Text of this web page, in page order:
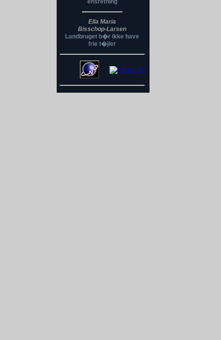
ensretning
Ella Maria
Bisschop-Larsen
Landbruget b�r ikke have
frie t�jler